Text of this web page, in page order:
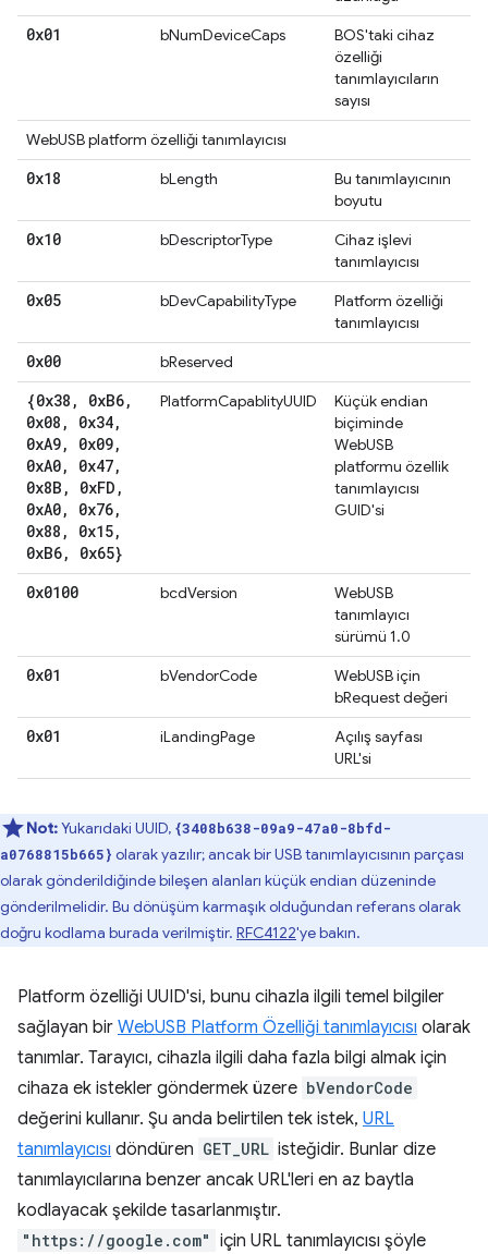
0x01 bNumDeviceCaps
BOS'taki cihaz
özelliği
tanımlayıcıların
sayısı
WebUSB platform özelliği tanımlayıcısı
0x18 bLength
Bu tanımlayıcının
boyutu
0x10 bDescriptorType
Cihaz işlevi
tanımlayıcısı
0x05 bDevCapabilityType
Platform özelliği
tanımlayıcısı
0x00 bReserved
{0x38 , 0xB6,
0x08 , 0x34,
0xA9, 0x09,
0xA0, 0x47,
0x8B , 0xFD ,
0xA0, 0x76,
0x88 , 0x15,
0xB6, 0x65}
PlatformCapablityUUID
Küçük endian
biçiminde
WebUSB
platformu özellik
tanımlayıcısı
GUID'si
0x0100 bcdVersion
WebUSB
tanımlayıcı
sürümü 1.0
0x01 bVendorCode
WebUSB için
bRequest değeri
0x01 iLandingPage
Açılış sayfası
URL'si
Not:Yukarıdaki UUID, {3408b638-09a9-47a0-8bfd-
a0768815b665} olarak yazılır; ancak bir USB tanımlayıcısının parçası
olarak gönderildiğinde bileşen alanları küçük endian düzeninde
gönderilmelidir. Bu dönüşüm karmaşık olduğundan referans olarak
doğru kodlama burada verilmiştir. RFC4122'ye bakın.
Platform özelliği UUID'si, bunu cihazla ilgili temel bilgiler
sağlayan bir WebUSB Platform Özelliği tanımlayıcısı olarak
tanımlar. Tarayıcı, cihazla ilgili daha fazla bilgi almak için
cihaza ek istekler göndermek üzere bVendorCode
değerini kullanır. Şu anda belirtilen tek istek, URL
tanımlayıcısı döndüren GET_URL isteğidir. Bunlar dize
tanımlayıcılarına benzer ancak URL'leri en az baytla
kodlayacak şekilde tasarlanmıştır.
"https://google.com" için URL tanımlayıcısı şöyle